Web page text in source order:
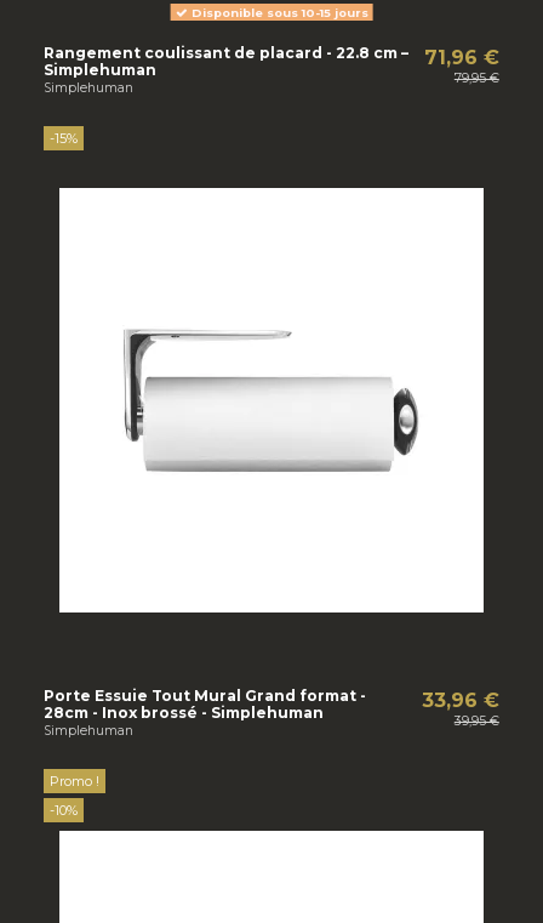
Disponible sous 10-15 jours
Rangement coulissant de placard - 22.8 cm –
Simplehuman
Simplehuman
71,96 €
79,95 €
-15%
Porte Essuie Tout Mural Grand format -
28cm - Inox brossé - Simplehuman
Simplehuman
33,96 €
39,95 €
Promo !
-10%